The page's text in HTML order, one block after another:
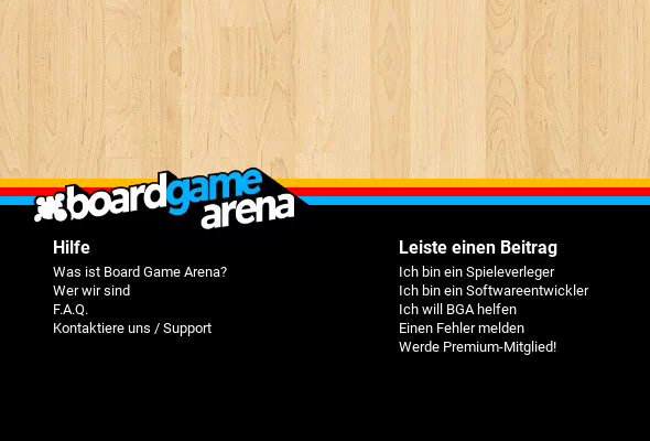
Hilfe
Was ist Board Game Arena?
Wer wir sind
F.A.Q.
Kontaktiere uns / Support
Leiste einen Beitrag
Ich bin ein Spieleverleger
Ich bin ein Softwareentwickler
Ich will BGA helfen
Einen Fehler melden
Werde Premium-Mitglied!